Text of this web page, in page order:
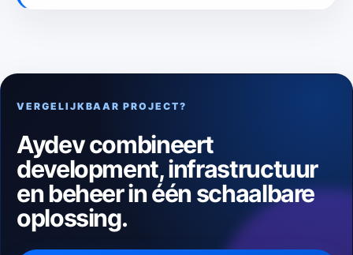
VERGELIJKBAAR PROJECT?
Aydev combineert
development, infrastructuur
en beheer in één schaalbare
oplossing.